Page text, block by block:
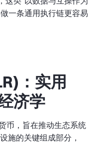
一条通用执行链更容易
：实用
济学
币，旨在推动生态系统
施的关键组成部分，